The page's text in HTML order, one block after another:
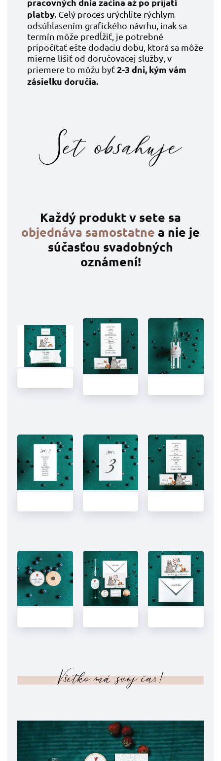
platby. Celý proces urýchlite rýchlym
odsúhlasením grafického návrhu, inak sa
termín môže predĺžiť, je potrebné
pripočítať ešte dodaciu dobu, ktorá sa môže
mierne líšiť od doručovacej služby, v
priemere to môžu byť2-3 dni, kým vám
zásielku doručia.
Každý produkt v sete sa
objednáva samostatne a nie je
súčasťou svadobných
oznámení!